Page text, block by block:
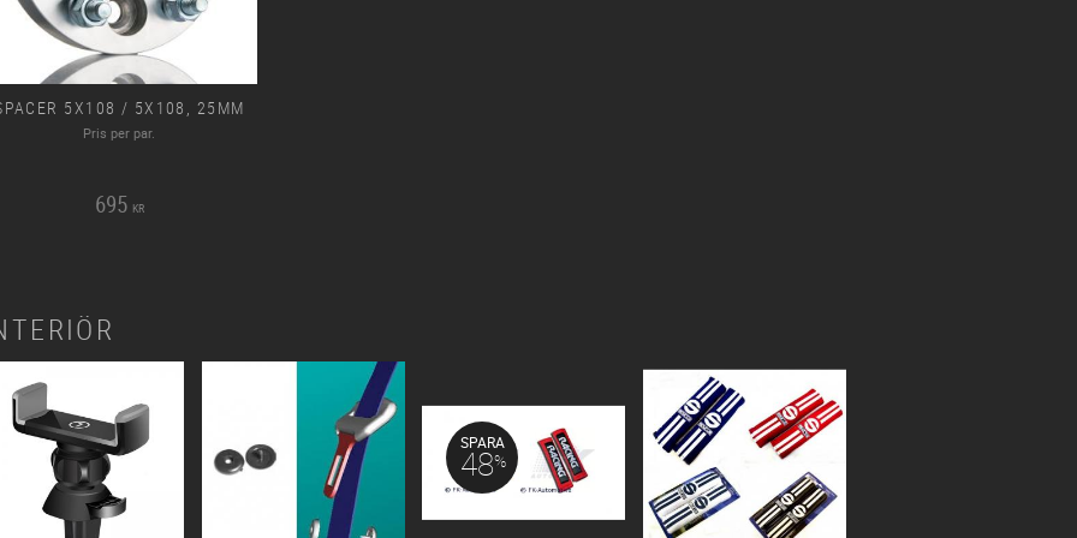
5X108 / 5X108, 25MM
Pris per par.
695 KR
SPARA
48%